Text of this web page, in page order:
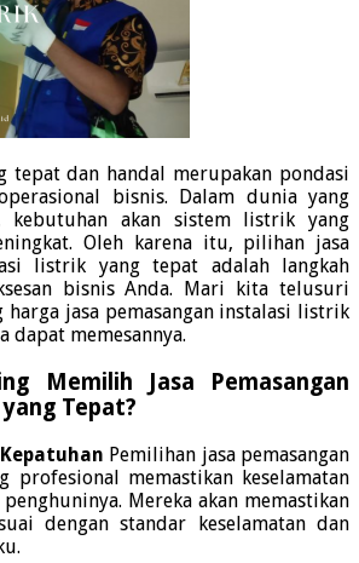
tepat dan handal merupakan pondasi
bisnis. Dalam dunia yang
kebutuhan akan sistem listrik yang
Oleh karena itu, pilihan jasa
listrik yang tepat adalah langkah
bisnis Anda. Mari kita telusuri
harga jasa pemasangan instalasi listrik
dapat memesannya.
Memilih Jasa Pemasangan
Tepat?
Pemilihan jasa pemasangan
profesional memastikan keselamatan
Mereka akan memastikan
dengan standar keselamatan dan